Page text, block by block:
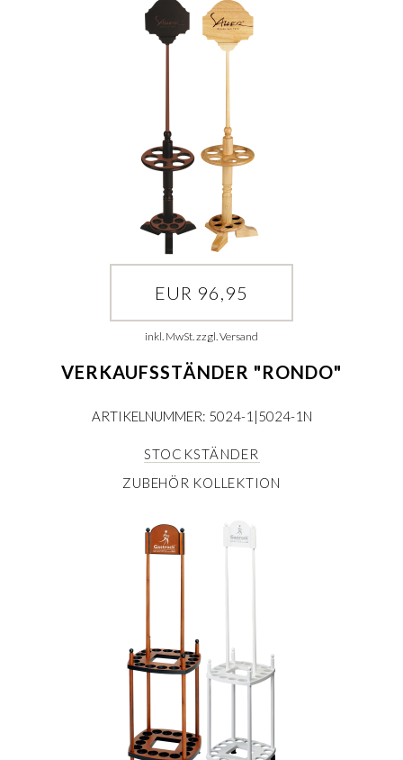
EUR 96,95
inkl. MwSt. zzgl. Versand
VERKAUFSSTÄNDER "RONDO"
ARTIKELNUMMER: 5024-1|5024-1N
STOCKSTÄNDER
ZUBEHÖR KOLLEKTION